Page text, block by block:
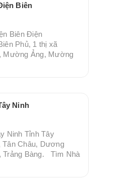
Biên
Biên Điện
Phủ, 1 thị xã
Mường Ảng, Mường
Ninh
Ninh Tỉnh Tây
Tân Châu, Dương
Trảng Bàng. Tìm Nhà